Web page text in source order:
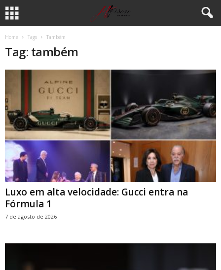
Home Tags Também
Tag: também
Luxo em alta velocidade: Gucci entra na
Fórmula 1
7 de agosto de 2026